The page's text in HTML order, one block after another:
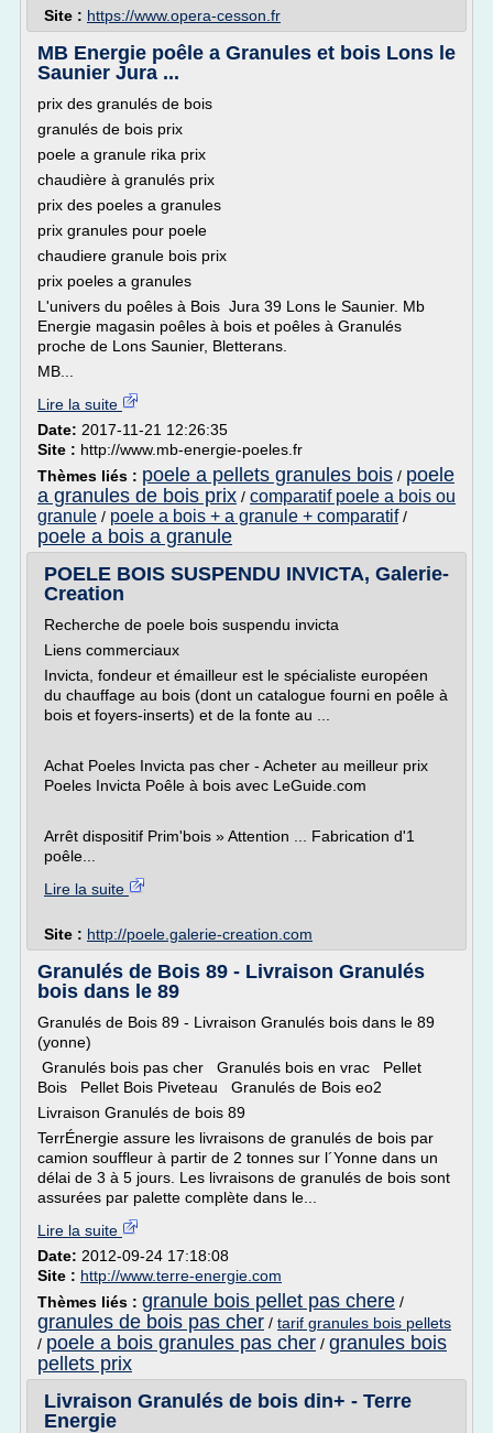
Site : https://www.opera-cesson.fr
MB Energie poêle a Granules et bois Lons le
Saunier Jura ...
prix des granulés de bois
granulés de bois prix
poele a granule rika prix
chaudière à granulés prix
prix des poeles a granules
prix granules pour poele
chaudiere granule bois prix
prix poeles a granules
L'univers du poêles à Bois Jura 39 Lons le Saunier. Mb
Energie magasin poêles à bois et poêles à Granulés
proche de Lons Saunier, Bletterans.
MB...
Lire la suite
Date: 2017-11-21 12:26:35
Site : http://www.mb-energie-poeles.fr
Thèmes liés : poele a pellets granules bois / poele
a granules de bois prix / comparatif poele a bois ou
granule / poele a bois + a granule + comparatif/
poele a bois a granule
POELE BOIS SUSPENDU INVICTA, Galerie-
Creation
Recherche de poele bois suspendu invicta
Liens commerciaux
Invicta, fondeur et émailleur est le spécialiste européen
du chauffage au bois (dont un catalogue fourni en poêle à
bois et foyers-inserts) et de la fonte au ...
Achat Poeles Invicta pas cher - Acheter au meilleur prix
Poeles Invicta Poêle à bois avec LeGuide.com
Arrêt dispositif Prim'bois » Attention ... Fabrication d'1
poêle...
Lire la suite
Site : http://poele.galerie-creation.com
Granulés de Bois 89 - Livraison Granulés
bois dans le 89
Granulés de Bois 89 - Livraison Granulés bois dans le 89
(yonne)
Granulés bois pas cher Granulés bois en vrac Pellet
Bois Pellet Bois Piveteau Granulés de Bois eo2
Livraison Granulés de bois 89
TerrÉnergie assure les livraisons de granulés de bois par
camion souffleur à partir de 2 tonnes sur l´Yonne dans un
délai de 3 à 5 jours. Les livraisons de granulés de bois sont
assurées par palette complète dans le...
Lire la suite
Date: 2012-09-24 17:18:08
Site : http://www.terre-energie.com
Thèmes liés : granule bois pellet pas chere /
granules de bois pas cher / tarif granules bois pellets
/ poele a bois granules pas cher / granules bois
pellets prix
Livraison Granulés de bois din+ - Terre
Energie